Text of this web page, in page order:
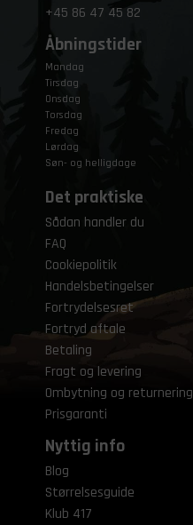
+45 86 47 45 82
Åbningstider
Mandag
Tirsdag
Onsdag
Torsdag
Fredag
Lørdag
Søn- og helligdage
Det praktiske
Sådan handler du
FAQ
Cookiepolitik
Handelsbetingelser
Fortrydelsesret
Fortryd aftale
Betaling
Fragt og levering
Ombytning og returnering
Prisgaranti
Nyttig info
Blog
Størrelsesguide
Klub 417